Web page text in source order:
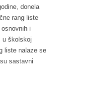
donela
rang liste
i
u školskoj
liste nalaze se
sastavni